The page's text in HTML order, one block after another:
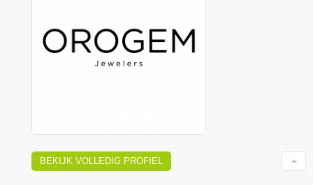
BEKIJK VOLLEDIG PROFIEL